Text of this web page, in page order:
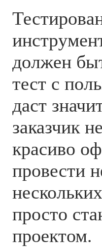
должен
тест с
даст
заказчик
красиво
провести
просто
проектом.